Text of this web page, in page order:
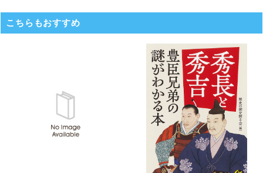
こちらもおすすめ